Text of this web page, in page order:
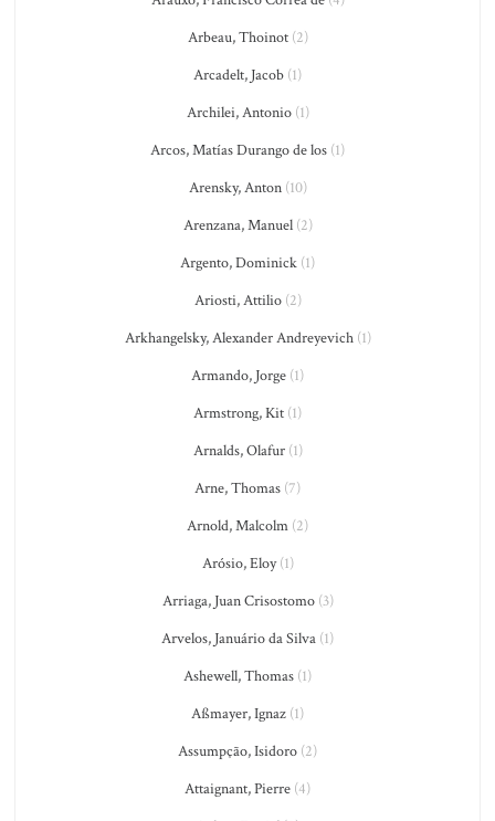
Arbeau, Thoinot(2)
Arcadelt, Jacob (1)
Archilei, Antonio(1)
Arcos, Matías Durango de los (1)
Arensky, Anton(10)
Arenzana, Manuel(2)
Argento, Dominick (1)
Ariosti, Attilio(2)
Arkhangelsky, Alexander Andreyevich(1)
Armando, Jorge (1)
Armstrong, Kit (1)
Arnalds, Olafur(1)
Arne, Thomas (7)
Arnold, Malcolm (2)
Arósio, Eloy(1)
Arriaga, Juan Crisostomo(3)
Arvelos, Januário da Silva (1)
Ashewell, Thomas (1)
Aßmayer, Ignaz (1)
Assumpção, Isidoro (2)
Attaignant, Pierre (4)